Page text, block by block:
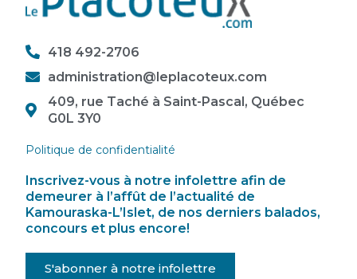
418 492-2706
administration@leplacoteux.com
409, rue Taché à Saint-Pascal, Québec
G0L 3Y0
Politique de confidentialité
Inscrivez-vous à notre infolettre afin de
demeurer à l’affût de l’actualité de
Kamouraska-L’Islet, de nos derniers balados,
concours et plus encore!
S'abonner à notre infolettre